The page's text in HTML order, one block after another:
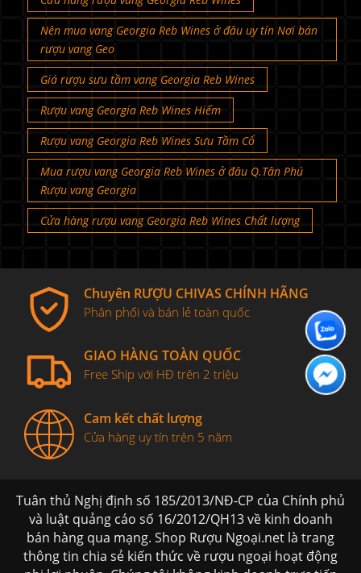
Nên mua vang Georgia Reb Wines ở đâu uy tín Nơi bán
rượu vang Geo
Giá rượu sưu tầm vang Georgia Reb Wines
Rượu vang Georgia Reb Wines Hiếm
Rượu vang Georgia Reb Wines Sưu Tầm Cổ
Mua rượu vang Georgia Reb Wines ở đâu Q.Tân Phú
Rượu vang Georgia
Cửa hàng rượu vang Georgia Reb Wines Chất lượng
Chuyên RƯỢU CHIVAS CHÍNH HÃNG
Phân phối và bán lẻ toàn quốc
GIAO HÀNG TOÀN QUỐC
Free Ship với HĐ trên 2 triệu
Cam kết chất lượng
Cửa hàng uy tín trên 5 năm
Tuân thủ Nghị định số 185/2013/NĐ-CP của Chính phủ
và luật quảng cáo số 16/2012/QH13 về kinh doanh
bán hàng qua mạng. Shop Rượu Ngoại.net là trang
thông tin chia sẻ kiến thức về rượu ngoại hoạt động